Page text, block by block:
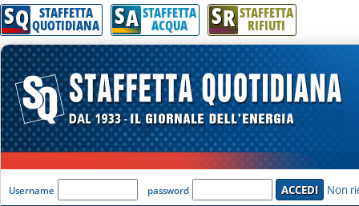
Attenzione! Esegui l'accesso per lèggere interamente la notizia.
SQ STAFFETTA
QUOTIDIANA SA STAFFETTA
ACQUA SR STAFFETTA
RIFIUTI
'Modulo Login per accedere'
Username password Non